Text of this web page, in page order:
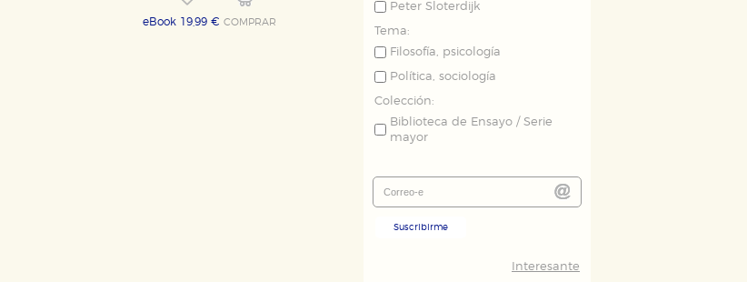
eBook 19,99 €COMPRAR
Peter Sloterdijk
Tema:
Filosofía, psicología
Política, sociología
Colección:
Biblioteca de Ensayo / Serie
mayor
Suscribirme
Interesante